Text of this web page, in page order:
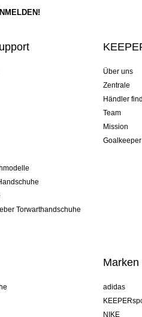
Torwarthandschuhe
Über uns
Zentrale
Händler
Team
Mission
Marken
adidas
NIKE